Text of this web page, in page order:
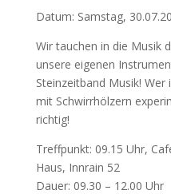
Datum: Samstag,
Wir tauchen in die Musik
unsere eigenen
Steinzeitband Musik!
mit Schwirrhölzern
richtig!
Treffpunkt: 09.15 Uhr,
Haus, Innrain 52
Dauer: 09.30 – 12.00 Uhr